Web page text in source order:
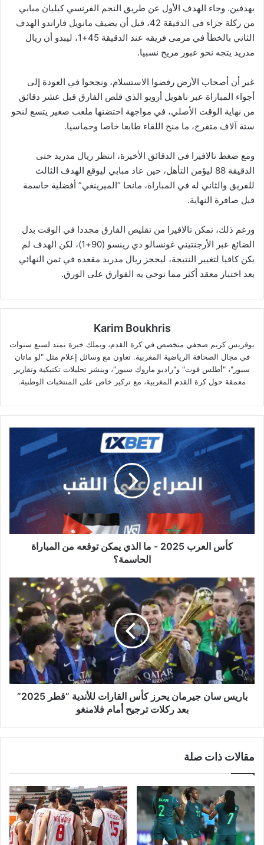
بهدفين. وجاء الهدف الأول عن طريق النجم الفرنسي كيليان مبابي
من ركلة جزاء في الدقيقة 42، قبل أن يضيف مانويل فاراندو الهدف
الثاني بالخطأ في مرمى فريقه عند الدقيقة 45+1، ليبدو أن ريال
مدريد يتجه نحو عبور مريح نسبيا.
غير أن أصحاب الأرض رفضوا الاستسلام، ونجحوا في العودة إلى
أجواء المباراة عبر ناهويل أرويو الذي قلص الفارق قبل عشر دقائق
من نهاية الوقت الأصلي، في مواجهة احتضنها ملعب صغير يتسع لنحو
ستة آلاف متفرج، ما منح اللقاء طابعا خاصا وحماسيا.
ومع ضغط تالافيرا في الدقائق الأخيرة، انتظر ريال مدريد حتى
الدقيقة 88 ليؤمن التأهل، حين عاد مبابي ليوقع الهدف الثالث
للفريق والثاني له في المباراة، مانحا “الميرينغي” أفضلية حاسمة
قبل صافرة النهاية.
ورغم ذلك، تمكن تالافيرا من تقليص الفارق مجددا في الوقت بدل
الضائع عبر الأرجنتيني غونسالو دي رينسو (90+1)، لكن الهدف لم
يكن كافيا لتغيير النتيجة، ليحجز ريال مدريد مقعده في ثمن النهائي
بعد اختبار معقد أكثر مما توحي به الفوارق على الورق.
Karim Boukhris
بوقريس كريم صحفي متخصص في كرة القدم، ويملك خبرة تمتد لسبع سنوات
في مجال الصحافة الرياضية المغربية. تعاون مع وسائل إعلام مثل "لو ماتان
سبور"، "أطلس فوت" و"راديو ماروك سبور"، وينشر تحليلات تكتيكية وتقارير
معمقة حول كرة القدم المغربية، مع تركيز خاص على المنتخبات الوطنية.
كأس
العرب
2025
يمكن
توقعه
من
المباراة
كأس العرب 2025 - ما الذي يمكن توقعه من المباراة
الحاسمة؟
باريس
سان
جيرمان
يحرز
كأس
القارات
للأندية
“قطر
2025”
بعد
باريس سان جيرمان يحرز كأس القارات للأندية “قطر 2025”
بعد ركلات ترجيح أمام فلامنغو
مقالات ذات صلة